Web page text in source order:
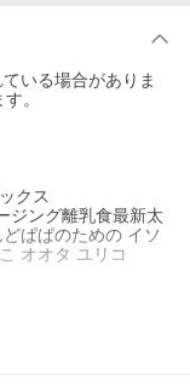
いる場合がありま
。
クス
ジング離乳食最新太
ぱぱのための イソ
オオタ ユリコ